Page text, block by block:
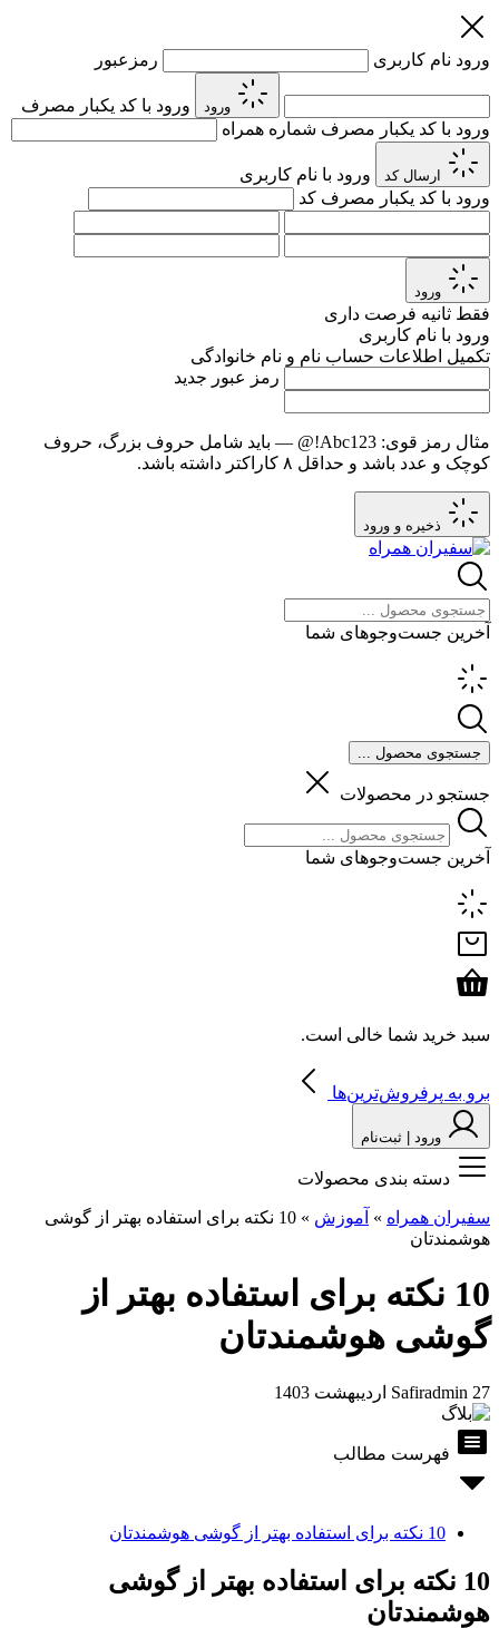
ورود نام کاربری رمزعبور
ورود
ورود با کد یکبار مصرف
ورود با کد یکبار مصرف شماره همراه
ارسال کد
ورود با نام کاربری
ورود با کد یکبار مصرف کد
ورود
فقط ثانیه فرصت داری
ورود با نام کاربری
تکمیل اطلاعات حساب نام و نام خانوادگی
رمز عبور جدید
مثال رمز قوی: Abc123!@
— باید شامل حروف بزرگ، حروف
کوچک و عدد باشد و حداقل ۸ کاراکتر داشته باشد.
ذخیره و ورود
آخرین جست‌وجوهای شما
جستجوی محصول ...
جستجو در محصولات
آخرین جست‌وجوهای شما
سبد خرید شما خالی است.
برو به پرفروش‌ترین‌ها
ورود | ثبت‌نام
دسته بندی محصولات
سفیران همراه » آموزش »
10 نکته برای استفاده بهتر از گوشی
هوشمندتان
10 نکته برای استفاده بهتر از
گوشی هوشمندتان
Safiradmin 27 اردیبهشت 1403
فهرست مطالب
10 نکته برای استفاده بهتر از گوشی هوشمندتان
10 نکته برای استفاده بهتر از گوشی
هوشمندتان